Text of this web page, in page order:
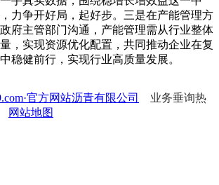
力争开好局，起好步。三是在产能管理方
府主管部门沟通，产能管理需从行业整体
，实现资源优化配置，共同推动企业在复
稳健前行，实现行业高质量发展。
官方网站沥青有限公司
业务垂询热
网站地图